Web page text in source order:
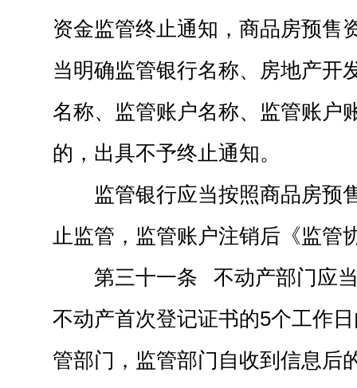
资金监管终止通知，商品房预售
当明确监管银行名称、房地产开
名称、监管账户名称、监管账户
的，出具不予终止通知。
监管银行应当按照商品房预
止监管，监管账户注销后《监管
第三十一条 不动产部门应
不动产首次登记证书的5个工作
管部门，监管部门自收到信息后